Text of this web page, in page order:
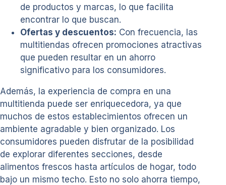
de productos y marcas, lo que facilita
encontrar lo que buscan.
Ofertas y descuentos: Con frecuencia, las
multitiendas ofrecen promociones atractivas
que pueden resultar en un ahorro
significativo para los consumidores.
Además, la experiencia de compra en una
multitienda puede ser enriquecedora, ya que
muchos de estos establecimientos ofrecen un
ambiente agradable y bien organizado. Los
consumidores pueden disfrutar de la posibilidad
de explorar diferentes secciones, desde
alimentos frescos hasta artículos de hogar, todo
bajo un mismo techo. Esto no solo ahorra tiempo,